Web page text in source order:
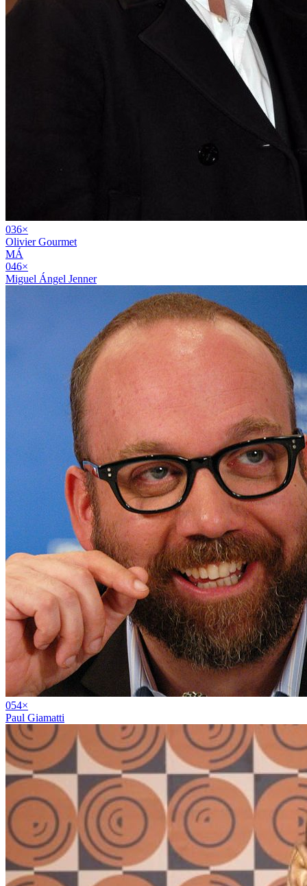
036×
Olivier Gourmet
MÁ
046×
Miguel Ángel Jenner
054×
Paul Giamatti